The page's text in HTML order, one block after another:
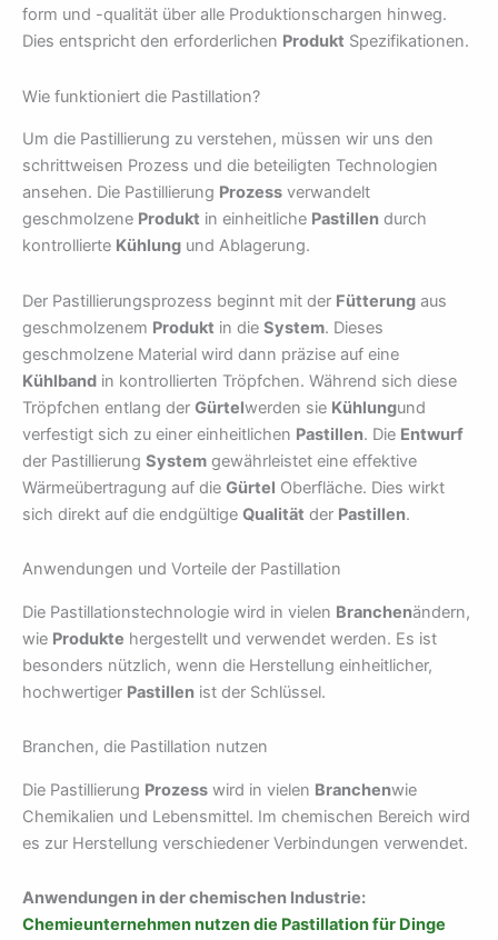
form und -qualität über alle Produktionschargen hinweg.
Dies entspricht den erforderlichen Produkt Spezifikationen.
Wie funktioniert die Pastillation?
Um die Pastillierung zu verstehen, müssen wir uns den
schrittweisen Prozess und die beteiligten Technologien
ansehen. Die Pastillierung Prozess verwandelt
geschmolzene Produkt in einheitliche Pastillen durch
kontrollierte Kühlung und Ablagerung.
Der Pastillierungsprozess beginnt mit der Fütterung aus
geschmolzenem Produkt in die System. Dieses
geschmolzene Material wird dann präzise auf eine
Kühlband in kontrollierten Tröpfchen. Während sich diese
Tröpfchen entlang der Gürtelwerden sie Kühlungund
verfestigt sich zu einer einheitlichen Pastillen. Die Entwurf
der Pastillierung System gewährleistet eine effektive
Wärmeübertragung auf die Gürtel Oberfläche. Dies wirkt
sich direkt auf die endgültige Qualität der Pastillen.
Anwendungen und Vorteile der Pastillation
Die Pastillationstechnologie wird in vielen Branchenändern,
wie Produkte hergestellt und verwendet werden. Es ist
besonders nützlich, wenn die Herstellung einheitlicher,
hochwertiger Pastillen ist der Schlüssel.
Branchen, die Pastillation nutzen
Die Pastillierung Prozess wird in vielen Branchenwie
Chemikalien und Lebensmittel. Im chemischen Bereich wird
es zur Herstellung verschiedener Verbindungen verwendet.
Anwendungen in der chemischen Industrie:
Chemieunternehmen nutzen die Pastillation für Dinge